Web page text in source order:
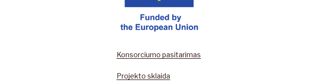
Konsorciumo pasitarimas
Projekto sklaida